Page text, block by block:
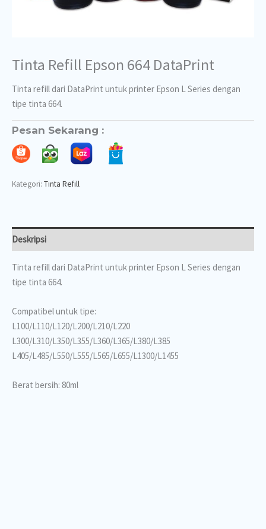
Tinta Refill Epson 664 DataPrint
Tinta refill dari DataPrint untuk printer Epson L Series dengan
tipe tinta 664.
Pesan Sekarang :
Kategori: Tinta Refill
Deskripsi
Tinta refill dari DataPrint untuk printer Epson L Series dengan
tipe tinta 664.
Compatibel untuk tipe:
L100/L110/L120/L200/L210/L220
L300/L310/L350/L355/L360/L365/L380/L385
L405/L485/L550/L555/L565/L655/L1300/L1455
Berat bersih: 80ml